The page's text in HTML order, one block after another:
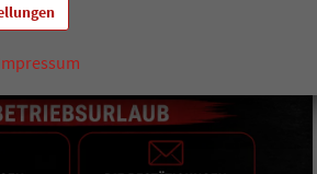
Assistent, Überwachung beim
Sicht-Paket Plus:
induktiver Ladestation; 17"-
Rear Assist ; Seitenscheiben hinten und
in den Türen vorn 2 LED-Leseleuchten vorn